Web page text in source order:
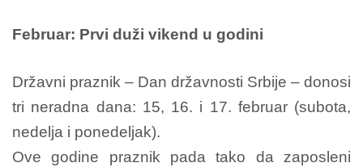
Februar: Prvi duži vikend u godini
Državni praznik – Dan državnosti Srbije – donosi
tri neradna dana: 15, 16. i 17. februar (subota,
nedelja i ponedeljak).
Ove godine praznik pada tako da zaposleni